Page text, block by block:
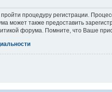
процедуру регистрации.
может также предоставить
форума. Помните, что Ваше